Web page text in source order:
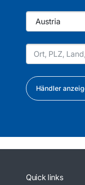
Händler
Quick links